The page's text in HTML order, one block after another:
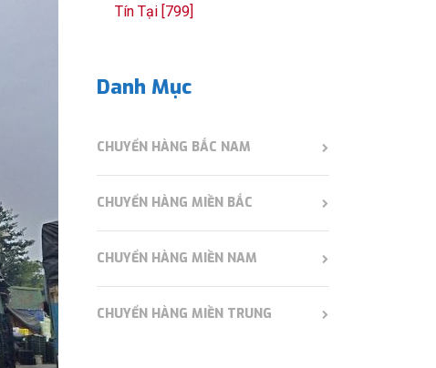
Tín Tại [799]
Danh Mục
CHUYỂN HÀNG BẮC NAM
CHUYỂN HÀNG MIỀN BẮC
CHUYỂN HÀNG MIỀN NAM
CHUYỂN HÀNG MIỀN TRUNG